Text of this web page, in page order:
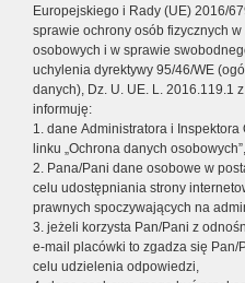
Europejskiego i Rady (UE) 2016/
sprawie ochrony osób fizycznych
osobowych i w sprawie
uchylenia dyrektywy 95/46/WE
danych), Dz. U. UE. L. 2016.119.1
informuję:
1. dane Administratora i
linku „Ochrona danych osobowych”,
2. Pana/Pani dane osobowe w
celu udostępniania strony
prawnych spoczywających na
3. jeżeli korzysta Pan/Pani z
e-mail placówki to zgadza się
celu udzielenia odpowiedzi,